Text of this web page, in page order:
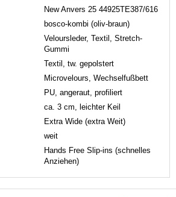
New Anvers 25 44925TE387/616
bosco-kombi (oliv-braun)
Veloursleder, Textil, Stretch-
Gummi
Textil, tw. gepolstert
Microvelours, Wechselfußbett
PU, angeraut, profiliert
ca. 3 cm, leichter Keil
Extra Wide (extra Weit)
weit
Hands Free Slip-ins (schnelles
Anziehen)